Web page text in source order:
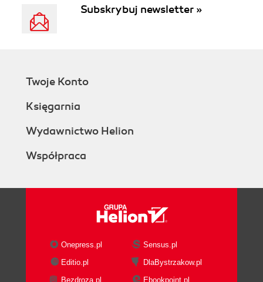
Subskrybuj newsletter »
Twoje Konto
Księgarnia
Wydawnictwo Helion
Współpraca
Onepress.pl
Sensus.pl
Editio.pl
DlaBystrzakow.pl
Bezdroza.pl
Ebookpoint.pl